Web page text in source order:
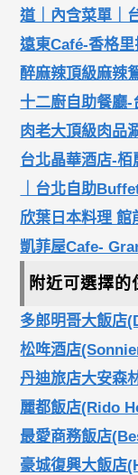
道｜內含菜單｜
遠東Café-香格
醉麻辣頂級麻辣
十二廚自助餐廳
肉老大頂級肉品
台北晶華酒店-
｜台北自助
欣葉日本料理 館
凱菲屋Cafe-
附近可選擇的
多郎明哥大飯店
松哖酒店
丹迪旅店大安森
麗都飯店(Rido
最愛商務飯店
豪城復興大飯店